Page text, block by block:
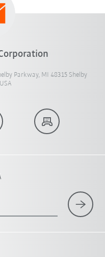
Parkway, MI 48315 Shelby